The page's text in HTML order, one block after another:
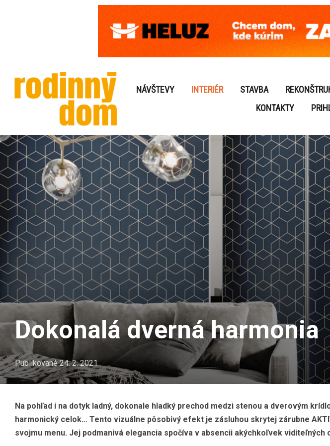
NÁVŠTEVY INTERIÉR STAVBA
KONTAKTY
Dokonalá dverná harmonia
Publikované24. 2. 2021
Na pohľad i na dotyk ladný, dokonale hladký prechod medzi stenou a dverovým
harmonický celok… Tento vizuálne pôsobivý efekt je zásluhou skrytej zárubne
svojmu menu. Jej podmanivá elegancia spočíva v absencii akýchkoľvek